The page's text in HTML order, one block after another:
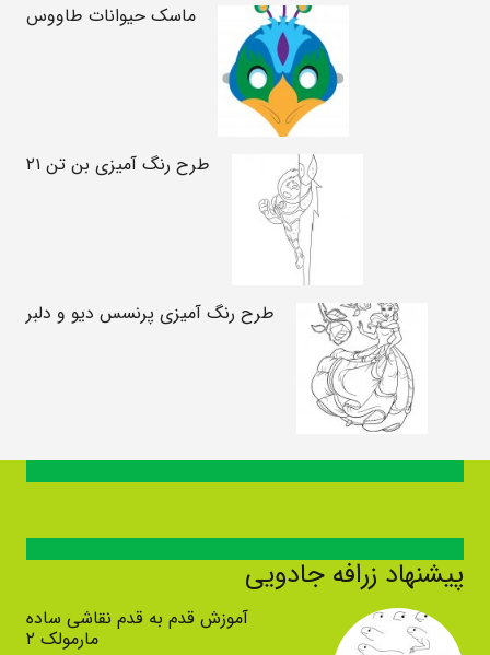
ماسک حیوانات طاووس
طرح رنگ آمیزی بن تن ۲۱
طرح رنگ آمیزی پرنسس دیو و دلبر
پیشنهاد زرافه جادویی
آموزش قدم به قدم نقاشی ساده
مارمولک ۲